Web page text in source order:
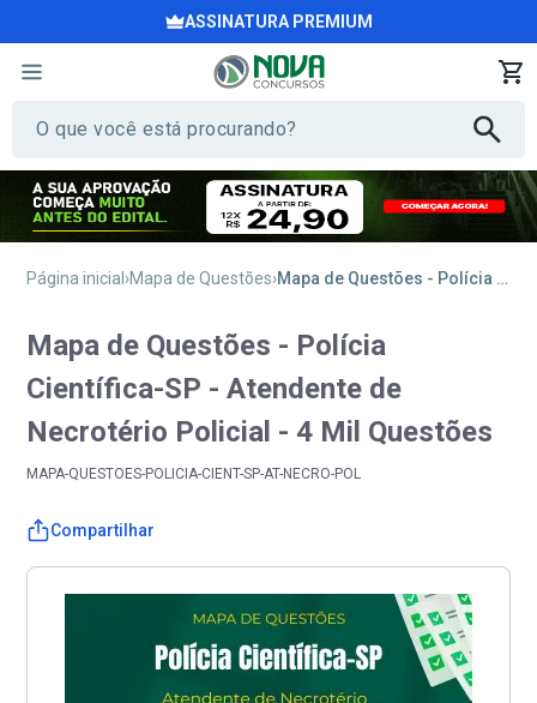
ASSINATURA PREMIUM
Página inicial Mapa de Questões Mapa de Questões - Polícia Científica-SP - Atendente de Necrotério Policial - 4 Mil Questões
Mapa de Questões - Polícia
Científica-SP - Atendente de
Necrotério Policial - 4 Mil Questões
MAPA-QUESTOES-POLICIA-CIENT-SP-AT-NECRO-POL
Compartilhar